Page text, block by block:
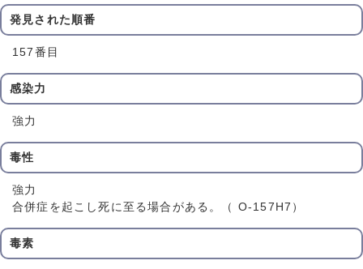
発見された順番
157番目
感染力
強力
毒性
強力
合併症を起こし死に至る場合がある。（ O-157H7）
毒素